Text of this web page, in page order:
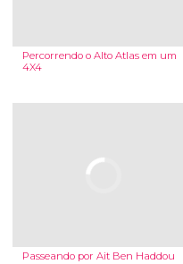
Percorrendo o Alto Atlas em um
4X4
Passeando por Ait Ben Haddou